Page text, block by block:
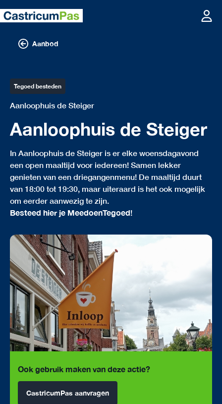
Aanbod
Tegoed besteden
Aanloophuis de Steiger
Aanloophuis de Steiger
In Aanloophuis de Steiger is er elke woensdagavond
een open maaltijd voor iedereen! Samen lekker
genieten van een driegangenmenu! De maaltijd duurt
van 18:00 tot 19:30, maar uiteraard is het ook mogelijk
om eerder aanwezig te zijn.
Besteed hier je MeedoenTegoed!
Ook gebruik maken van deze actie?
CastricumPas aanvragen